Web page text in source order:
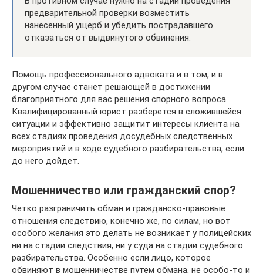
предварительной проверки возместить
нанесенный ущерб и убедить пострадавшего
отказаться от выдвинутого обвинения.
Помощь профессионального адвоката и в том, и в
другом случае станет решающей в достижении
благоприятного для вас решения спорного вопроса.
Квалифицированный юрист разберется в сложившейся
ситуации и эффективно защитит интересы клиента на
всех стадиях проведения досудебных следственных
мероприятий и в ходе судебного разбирательства, если
до него дойдет.
Мошенничество или гражданский спор?
Четко разграничить обман и гражданско-правовые
отношения следствию, конечно же, по силам, но вот
особого желания это делать не возникает у полицейских
ни на стадии следствия, ни у суда на стадии судебного
разбирательства. Особенно если лицо, которое
обвиняют в мошенничестве путем обмана, не особо-то и